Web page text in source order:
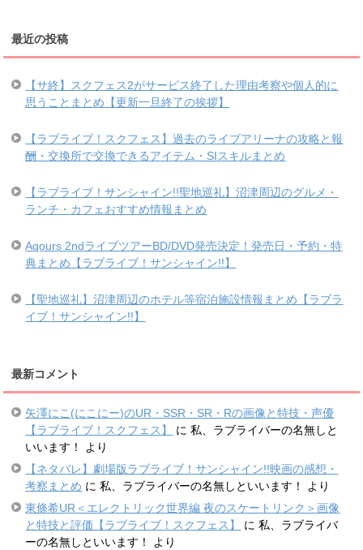
最近の投稿
【サ終】スクフェス2がサービス終了した理由考察や個人的に
思うことまとめ【更新一旦終了の挨拶】
【ラブライブ！スクフェス】過去のライブアリーナの攻略と報
酬・交換所で交換できるアイテム・SIスキルまとめ
【ラブライブ！サンシャイン!!聖地巡礼】沼津周辺のグルメ・
ランチ・カフェおすすめ情報まとめ
Aqours 2ndライブツアーBD/DVD発売決定！発売日・予約・特
典まとめ【ラブライブ！サンシャイン!!】
【聖地巡礼】沼津周辺のホテル等宿泊施設情報まとめ【ラブラ
イブ！サンシャイン!!】
最新コメント
矢澤にこ(にこにー)のUR・SSR・SR・Rの画像と特技・声優
【ラブライブ！スクフェス】
に私、ラブライバーの名無しと
いいます！
より
【ネタバレ】劇場版ラブライブ！サンシャイン!!映画の感想・
考察まとめ に私、ラブライバーの名無しといいます！
より
東條希UR＜エレクトリック世界編 夜のスケートリンク＞画像
と特技と評価【ラブライブ！スクフェス】
に私、ラブライバ
ーの名無しといいます！
より